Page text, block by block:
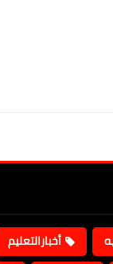
أخبارالتعليم